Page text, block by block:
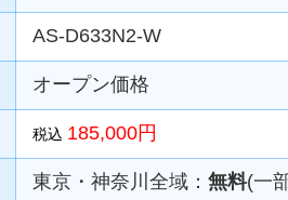
AS-D633N2-W
オープン価格
税込 185,000円
東京・神奈川全域： 無料(一